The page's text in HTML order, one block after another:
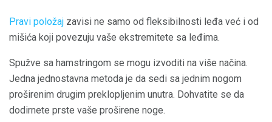
Pravi položaj zavisi ne samo od fleksibilnosti leđa već i od
mišića koji povezuju vaše ekstremitete sa leđima.
Spužve sa hamstringom se mogu izvoditi na više načina.
Jedna jednostavna metoda je da sedi sa jednim nogom
proširenim drugim preklopljenim unutra. Dohvatite se da
dodirnete prste vaše proširene noge.